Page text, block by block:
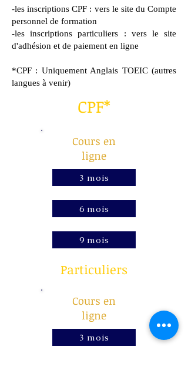
-les inscriptions CPF : vers le site du Compte
personnel de formation
-les inscriptions particuliers : vers le site
d'adhésion et de paiement en ligne
*CPF : Uniquement Anglais TOEIC (autres
langues à venir)
CPF*
Cours en
ligne
3 mois
6 mois
9 mois
Particuliers
Cours en
ligne
3 mois